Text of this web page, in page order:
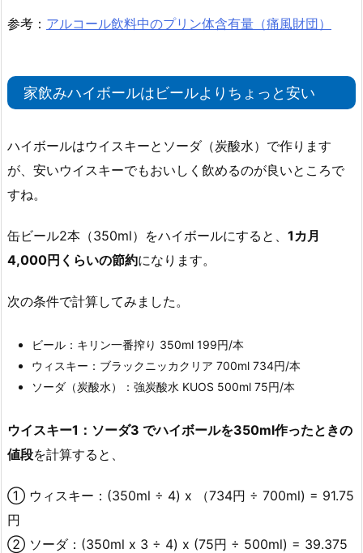
参考： アルコール飲料中のプリン体含有量（痛風財団）
家飲みハイボールはビールよりちょっと安い
ハイボールはウイスキーとソーダ（炭酸水）で作ります
が、安いウイスキーでもおいしく飲めるのが良いところで
すね。
缶ビール2本（350ml）をハイボールにすると、 1カ月
4,000円くらいの節約になります。
次の条件で計算してみました。
ビール：キリン一番搾り 350ml 199円/本
ウィスキー：ブラックニッカクリア 700ml 734円/本
ソーダ（炭酸水）：強炭酸水 KUOS 500ml 75円/本
ウイスキー1：ソーダ3 でハイボールを350ml作ったときの
値段を計算すると、
① ウィスキー：(350ml ÷ 4) x （734円 ÷ 700ml) = 91.75
円
② ソーダ：(350ml x 3 ÷ 4) x (75円 ÷ 500ml) = 39.375